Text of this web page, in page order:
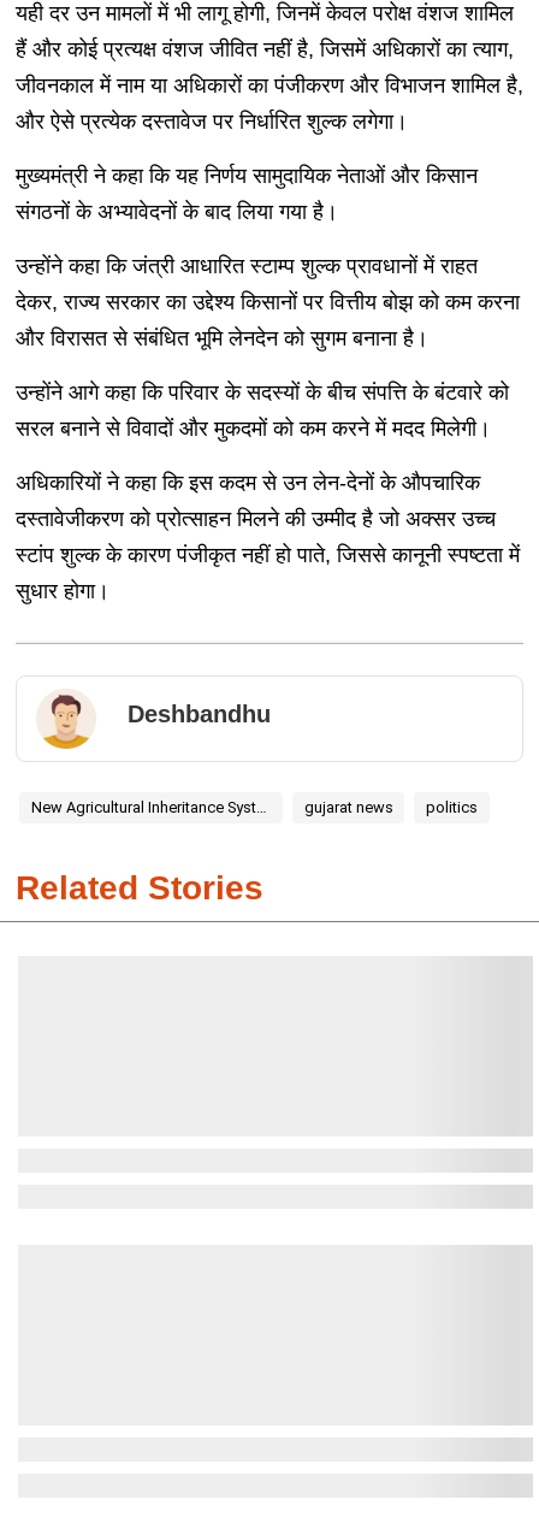
यही दर उन मामलों में भी लागू होगी, जिनमें केवल परोक्ष वंशज शामिल
हैं और कोई प्रत्यक्ष वंशज जीवित नहीं है, जिसमें अधिकारों का त्याग,
जीवनकाल में नाम या अधिकारों का पंजीकरण और विभाजन शामिल है,
और ऐसे प्रत्येक दस्तावेज पर निर्धारित शुल्क लगेगा।
मुख्यमंत्री ने कहा कि यह निर्णय सामुदायिक नेताओं और किसान
संगठनों के अभ्यावेदनों के बाद लिया गया है।
उन्होंने कहा कि जंत्री आधारित स्टाम्प शुल्क प्रावधानों में राहत
देकर, राज्य सरकार का उद्देश्य किसानों पर वित्तीय बोझ को कम करना
और विरासत से संबंधित भूमि लेनदेन को सुगम बनाना है।
उन्होंने आगे कहा कि परिवार के सदस्यों के बीच संपत्ति के बंटवारे को
सरल बनाने से विवादों और मुकदमों को कम करने में मदद मिलेगी।
अधिकारियों ने कहा कि इस कदम से उन लेन-देनों के औपचारिक
दस्तावेजीकरण को प्रोत्साहन मिलने की उम्मीद है जो अक्सर उच्च
स्टांप शुल्क के कारण पंजीकृत नहीं हो पाते, जिससे कानूनी स्पष्टता में
सुधार होगा।
Deshbandhu
New Agricultural Inheritance System gujarat news politics
Related Stories